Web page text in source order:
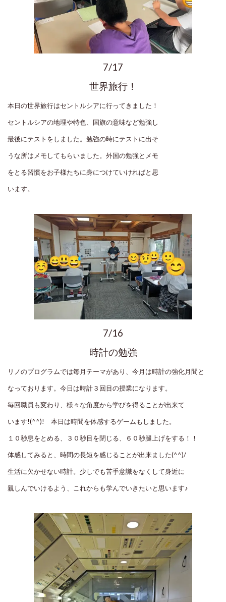
7/17
世界旅行！
本日の世界旅行はセントルシアに行ってきました！
セントルシアの地理や特色、国旗の意味など勉強し
最後にテストをしました。勉強の時にテストに出そ
うな所はメモしてもらいました。外国の勉強とメモ
をとる習慣をお子様たちに身につけていければと思
います。
7/16
時計の勉強
リノのプログラムでは毎月テーマがあり、今月は時計の強化月間と
なっております。今日は時計３回目の授業になります。
毎回職員も変わり、様々な角度から学びを得ることが出来て
います!(^^)! 本日は時間を体感するゲームもしました。
１０秒息をとめる、３０秒目を閉じる、６０秒腿上げをする！！
体感してみると、時間の長短を感じることが出来ました(^^)/
生活に欠かせない時計。少しでも苦手意識をなくして身近に
親しんでいけるよう、これからも学んでいきたいと思います♪